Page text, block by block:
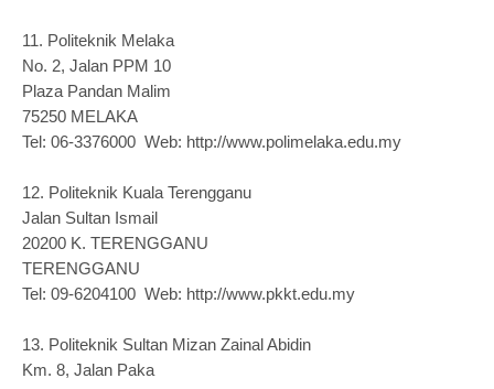
11. Politeknik Melaka
No. 2, Jalan PPM 10
Plaza Pandan Malim
75250 MELAKA
Tel: 06-3376000 Web: http://www.polimelaka.edu.my
12. Politeknik Kuala Terengganu
Jalan Sultan Ismail
20200 K. TERENGGANU
TERENGGANU
Tel: 09-6204100 Web: http://www.pkkt.edu.my
13. Politeknik Sultan Mizan Zainal Abidin
Km. 8, Jalan Paka